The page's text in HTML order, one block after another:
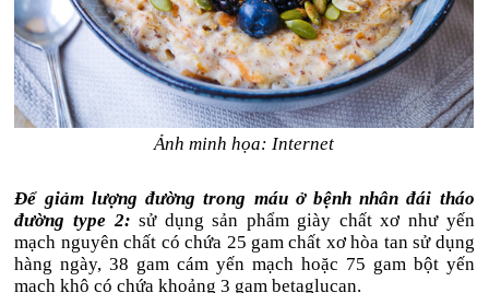
Ảnh minh họa: Internet
Để giảm lượng đường trong máu ở bệnh nhân đái tháo
đường type 2: sử dụng sản phẩm giày chất xơ như yến
mạch nguyên chất có chứa 25 gam chất xơ hòa tan sử dụng
hàng ngày, 38 gam cám yến mạch hoặc 75 gam bột yến
mạch khô có chứa khoảng 3 gam betaglucan.